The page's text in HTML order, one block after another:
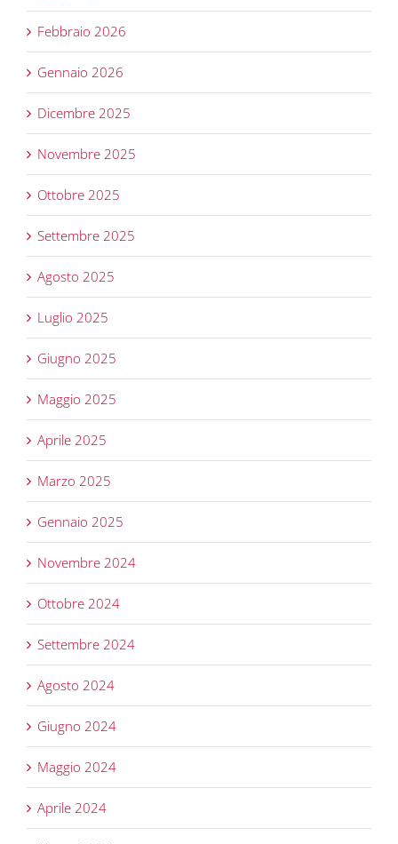
Febbraio 2026
Gennaio 2026
Dicembre 2025
Novembre 2025
Ottobre 2025
Settembre 2025
Agosto 2025
Luglio 2025
Giugno 2025
Maggio 2025
Aprile 2025
Marzo 2025
Gennaio 2025
Novembre 2024
Ottobre 2024
Settembre 2024
Agosto 2024
Giugno 2024
Maggio 2024
Aprile 2024